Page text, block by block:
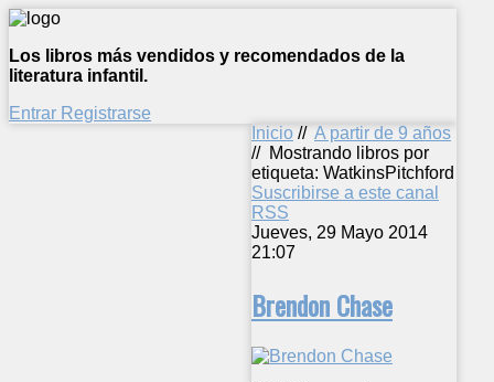
Los libros más vendidos y recomendados de la
literatura infantil.
Entrar Registrarse
Inicio // A partir de 9 años
// Mostrando libros por
etiqueta: WatkinsPitchford
Suscribirse a este canal
RSS
Jueves, 29 Mayo 2014
21:07
Brendon Chase